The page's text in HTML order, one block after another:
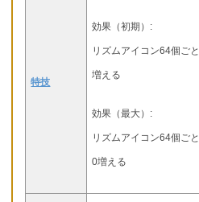
特技
効果（初期）:
リズムアイコン64個ご
増える
効果（最大）:
リズムアイコン64個ご
0増える